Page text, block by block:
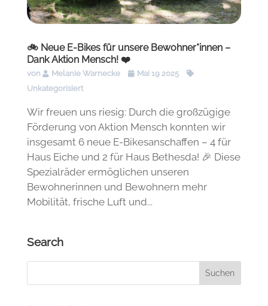
🚲 Neue E-Bikes für unsere Bewohner*innen –
Dank Aktion Mensch! ❤️
von Melanie Warnecke
Mai 19 2025
Unkategorisiert
Wir freuen uns riesig: Durch die großzügige
Förderung von Aktion Mensch konnten wir
insgesamt 6 neue E-Bikesanschaffen – 4 für
Haus Eiche und 2 für Haus Bethesda! 🎉 Diese
Spezialräder ermöglichen unseren
Bewohnerinnen und Bewohnern mehr
Mobilität, frische Luft und...
Search